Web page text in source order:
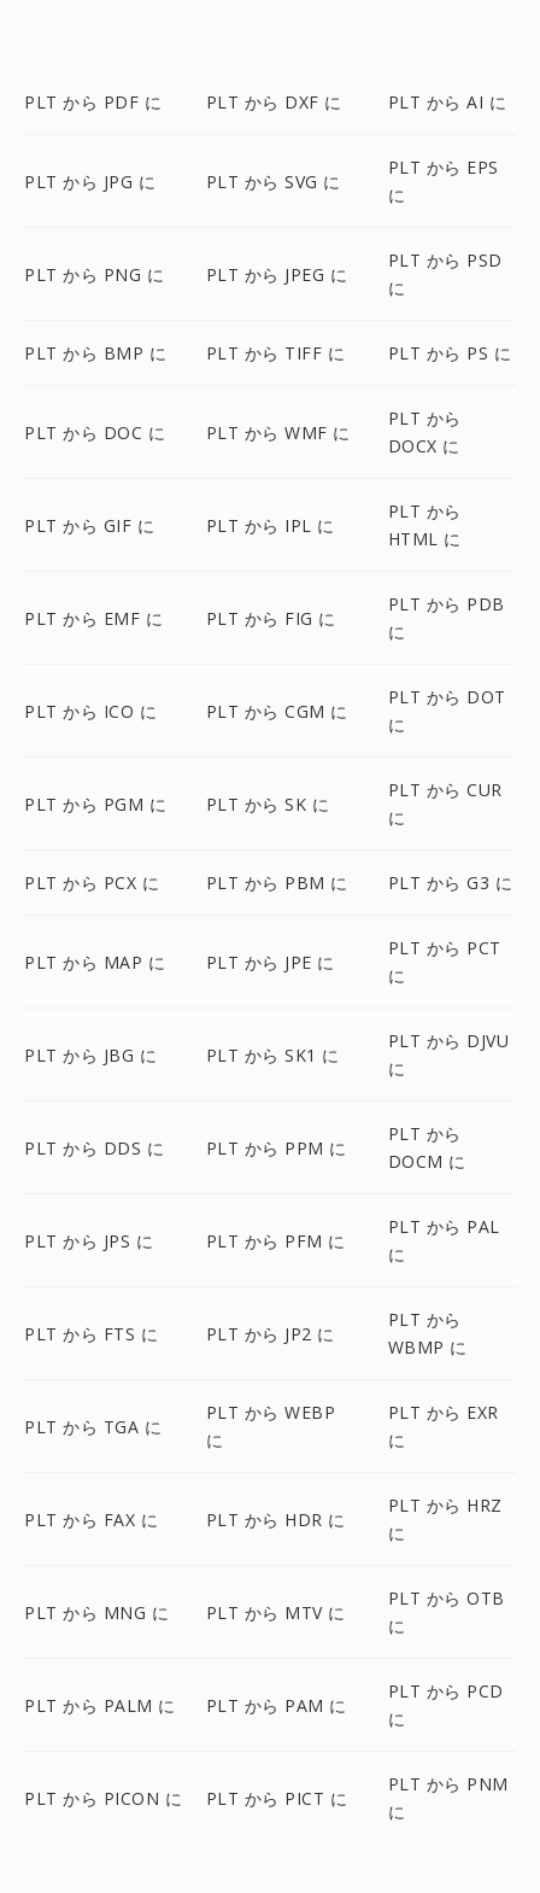
PLT から PDF に PLT から DXF に PLT から AI に
PLT から JPG に PLT から SVG に
PLT から EPS
に
PLT から PNG に PLT から JPEG に
PLT から PSD
に
PLT から BMP に PLT から TIFF に PLT から PS に
PLT から DOC に PLT から WMF に
PLT から
DOCX に
PLT から GIF に PLT から IPL に
PLT から
HTML に
PLT から EMF に PLT から FIG に
PLT から PDB
に
PLT から ICO に PLT から CGM に
PLT から DOT
に
PLT から PGM に PLT から SK に
PLT から CUR
に
PLT から PCX に PLT から PBM に PLT から G3 に
PLT から MAP に PLT から JPE に
PLT から PCT
に
PLT から JBG に PLT から SK1 に
PLT から DJVU
に
PLT から DDS に PLT から PPM に
PLT から
DOCM に
PLT から JPS に PLT から PFM に
PLT から PAL
に
PLT から FTS に PLT から JP2 に
PLT から
WBMP に
PLT から TGA に
PLT から WEBP
に
PLT から EXR
に
PLT から FAX に PLT から HDR に
PLT から HRZ
に
PLT から MNG に PLT から MTV に
PLT から OTB
に
PLT から PALM に PLT から PAM に
PLT から PCD
に
PLT から PICON に PLT から PICT に
PLT から PNM
に